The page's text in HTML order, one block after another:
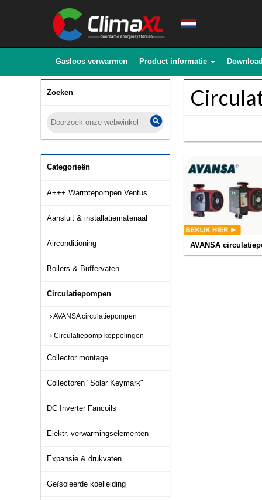
Gasloos verwarmen Product informatie
Zoeken
Categorieën
A+++ Warmtepompen Ventus
Aansluit & installatiemateriaal
Airconditioning
Boilers & Buffervaten
Circulatiepompen
AVANSA circulatiepompen
Circulatiepomp koppelingen
Collector montage
Collectoren "Solar Keymark"
DC Inverter Fancoils
Elektr. verwarmingselementen
Expansie & drukvaten
Geïsoleerde koelleiding
AVANSA